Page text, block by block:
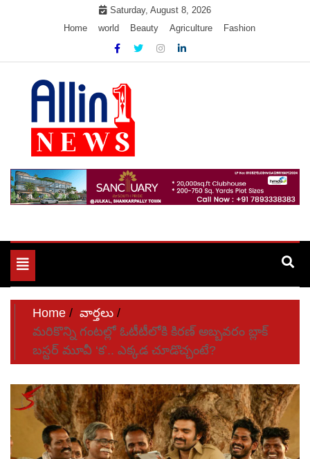
Saturday, August 8, 2026
Home
world Beauty Agriculture Fashion
Allin1news
Toggle
navigation
Home
వార్తలు
మరికొన్ని గంటల్లో ఓటీటీలోకి కిరణ్ అబ్బవరం బ్లాక్
బస్టర్ మూవీ ‘క’.. ఎక్కడ చూడొచ్చంటే?